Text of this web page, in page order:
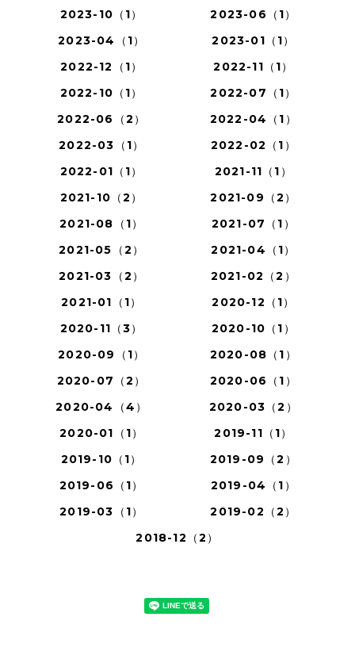
2023-10（1）
2023-06（1）
2023-04（1）
2023-01（1）
2022-12（1）
2022-11（1）
2022-10（1）
2022-07（1）
2022-06（2）
2022-04（1）
2022-03（1）
2022-02（1）
2022-01（1）
2021-11（1）
2021-10（2）
2021-09（2）
2021-08（1）
2021-07（1）
2021-05（2）
2021-04（1）
2021-03（2）
2021-02（2）
2021-01（1）
2020-12（1）
2020-11（3）
2020-10（1）
2020-09（1）
2020-08（1）
2020-07（2）
2020-06（1）
2020-04（4）
2020-03（2）
2020-01（1）
2019-11（1）
2019-10（1）
2019-09（2）
2019-06（1）
2019-04（1）
2019-03（1）
2019-02（2）
2018-12（2）